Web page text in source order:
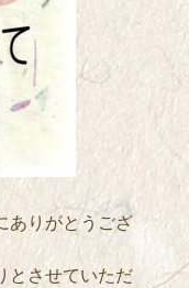
ありがとうござ
とさせていただ